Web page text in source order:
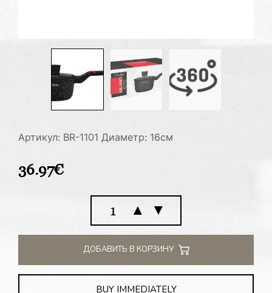
Артикул: BR-1101 Диаметр: 16см
36.97€
Количество
Ковш
MILANO
1.4
Л
▲ ▼
ДОБАВИТЬ В КОРЗИНУ
BUY IMMEDIATELY